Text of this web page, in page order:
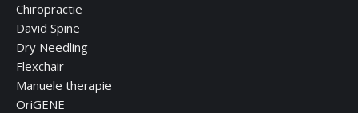
Chiropractie
David Spine
Dry Needling
Flexchair
Manuele therapie
OriGENE